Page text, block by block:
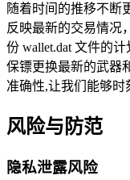
随着时间的推移不断
反映最新的交易情况
份 wallet.dat 文件的
保镖更换最新的武器
准确性,让我们能够时
风险与防范
隐私泄露风险